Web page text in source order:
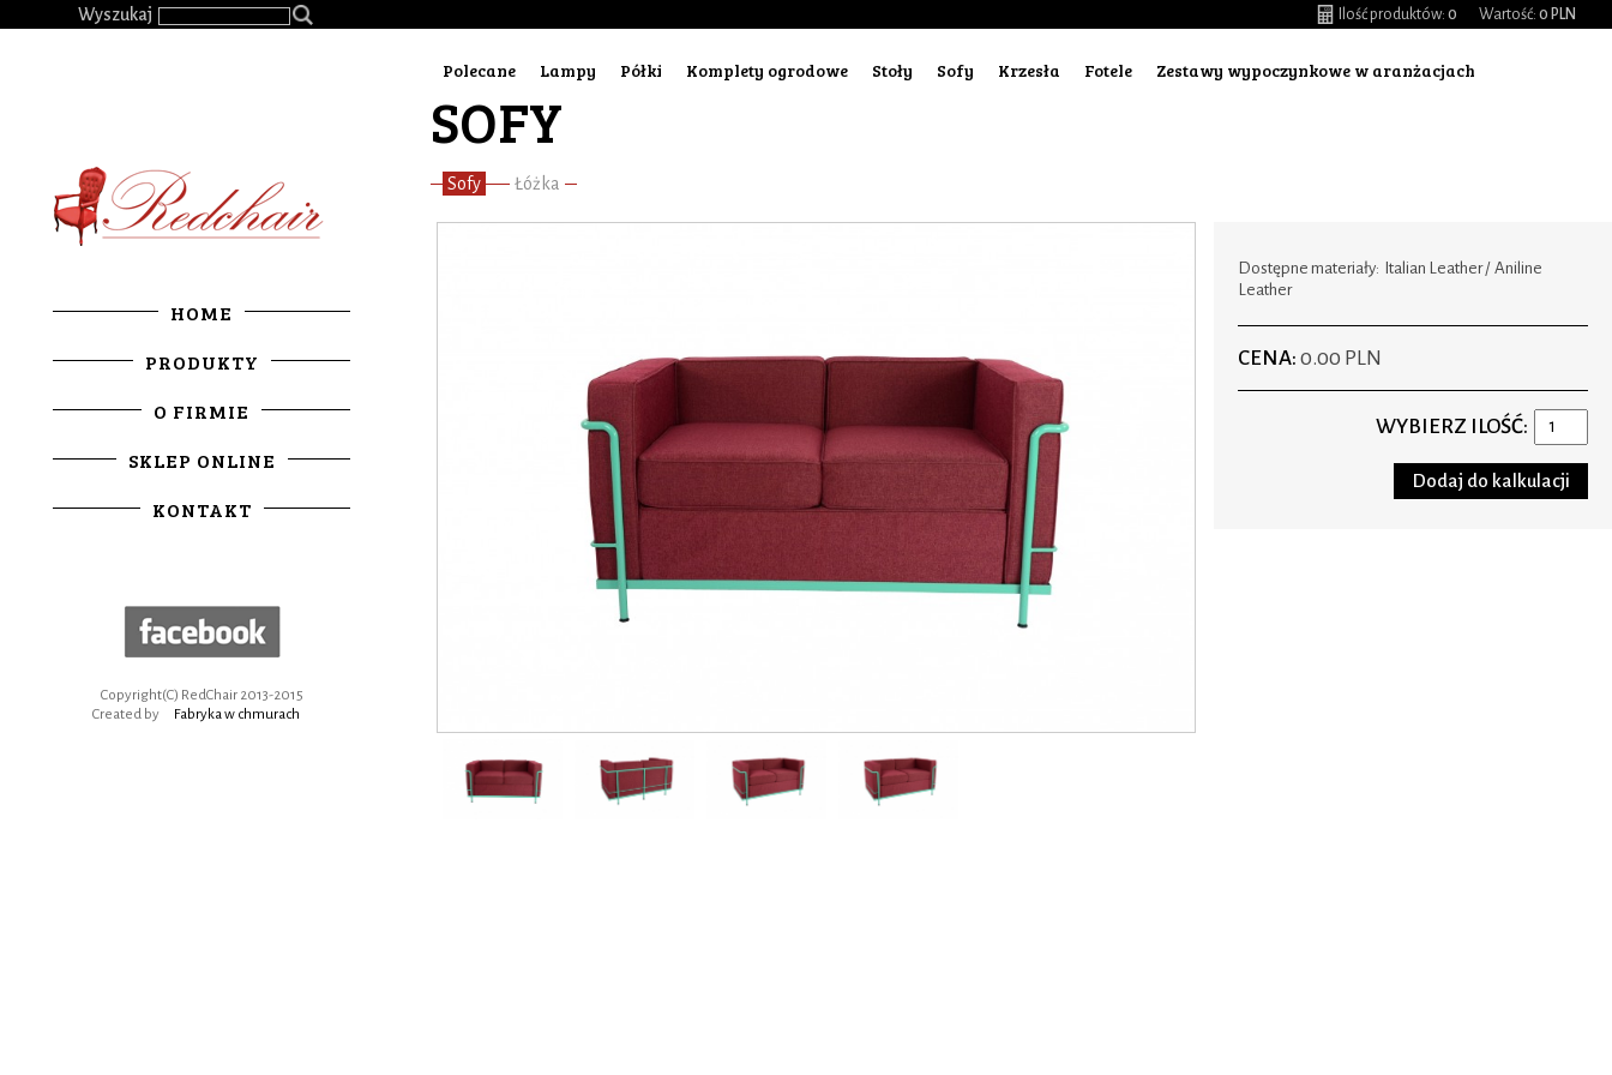
Wyszukaj Ilość produktów: 0 Wartość: 0 PLN
HOME
PRODUKTY
O FIRMIE
SKLEP ONLINE
KONTAKT
Copyright(C) RedChair 2013-2015
Created by
Fabryka w chmurach
Polecane Lampy Półki Komplety ogrodowe Stoły Sofy Krzesła Fotele Zestawy wypoczynkowe w aranżacjach
SOFY
Sofy Łóżka
Dostępne materiały: Italian Leather / Aniline
Leather
CENA:0.00 PLN
WYBIERZ ILOŚĆ: